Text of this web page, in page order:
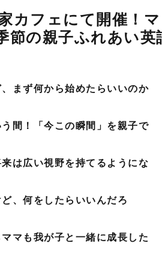
カフェにて開催！マ
節の親子ふれあい英
まず何から始めたらいいのか
間！「今この瞬間」を親子で
は広い視野を持てるようにな
、何をしたらいいんだろ
マも我が子と一緒に成長した